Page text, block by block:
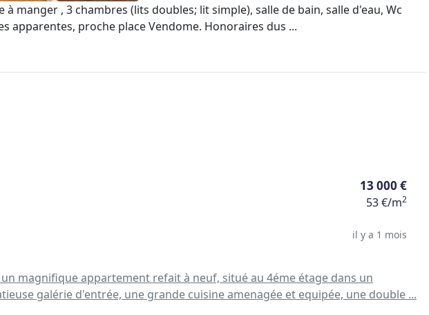
manger , 3 chambres (lits doubles; lit simple), salle de bain, salle d'eau, Wc
proche place Vendome. Honoraires dus ...
13 000 €
53 €/m2
il y a 1 mois
magnifique appartement refait à neuf, situé au 4éme étage dans un
galérie d'entrée, une grande cuisine amenagée et equipée, une double ...